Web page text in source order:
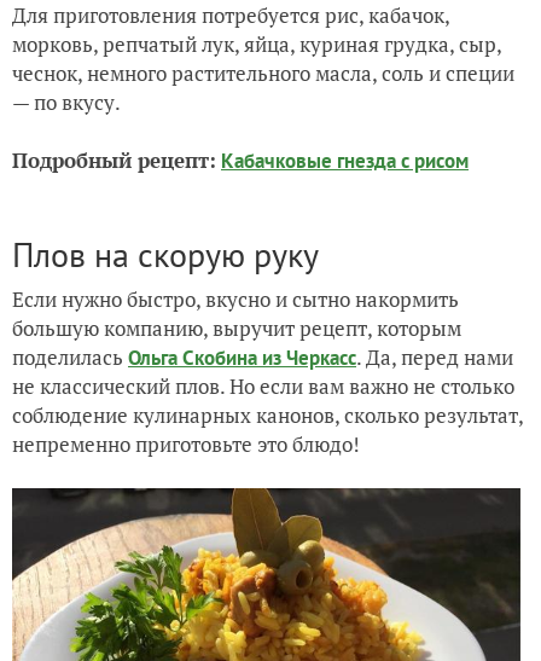
Для приготовления потребуется рис, кабачок,
морковь, репчатый лук, яйца, куриная грудка, сыр,
чеснок, немного растительного масла, соль и специи
— по вкусу.
Подробный рецепт: Кабачковые гнезда с рисом
Плов на скорую руку
Если нужно быстро, вкусно и сытно накормить
большую компанию, выручит рецепт, которым
поделилась Ольга Скобина из Черкасс. Да, перед нами
не классический плов. Но если вам важно не столько
соблюдение кулинарных канонов, сколько результат,
непременно приготовьте это блюдо!